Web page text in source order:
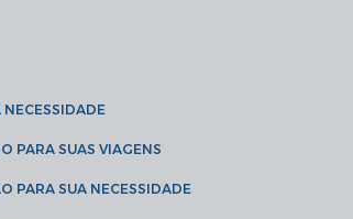
NECESSIDADE
PARA SUAS VIAGENS
PARA SUA NECESSIDADE